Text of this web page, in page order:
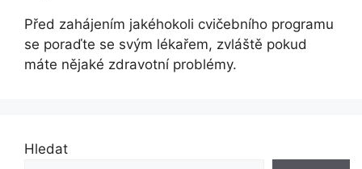
Před zahájením jakéhokoli cvičebního programu
se poraďte se svým lékařem, zvláště pokud
máte nějaké zdravotní problémy.
Hledat